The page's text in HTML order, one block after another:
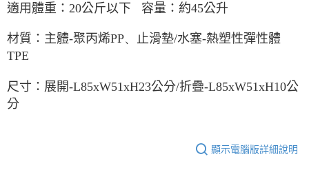
適用體重：20公斤以下 容量：約45公升
材質：主體-聚丙烯PP、 止滑墊/水塞-熱塑性彈性體
TPE
尺寸： 展開-L85xW51xH23公分/折疊-L85xW51xH10公
分
顯示電腦版詳細說明